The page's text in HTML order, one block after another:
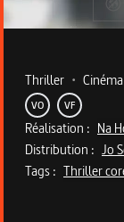
Metadata du
Thriller • Cinéma
VO
VF
Réalisation : Na
Distribution : Jo
Tags : Thriller